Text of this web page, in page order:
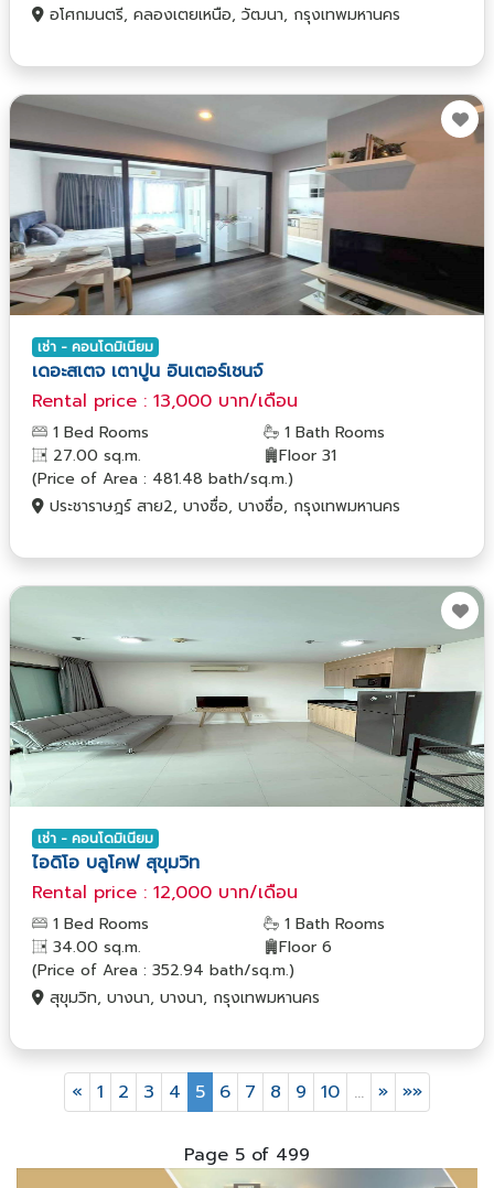
อโศกมนตรี, คลองเตยเหนือ, วัฒนา, กรุงเทพมหานคร
เช่า - คอนโดมิเนียม
เดอะสเตจ เตาปูน อินเตอร์เชนจ์
Rental price : 13,000 บาท/เดือน
1 Bed Rooms
1 Bath Rooms
27.00 sq.m.
Floor 31
(Price of Area : 481.48 bath/sq.m.)
ประชาราษฎร์ สาย2, บางซื่อ, บางซื่อ, กรุงเทพมหานคร
เช่า - คอนโดมิเนียม
ไอดิโอ บลูโคฟ สุขุมวิท
Rental price : 12,000 บาท/เดือน
1 Bed Rooms
1 Bath Rooms
34.00 sq.m.
Floor 6
(Price of Area : 352.94 bath/sq.m.)
สุขุมวิท, บางนา, บางนา, กรุงเทพมหานคร
« 1 2 3 4 5 6 7 8 9 10 … » »»
Page 5 of 499